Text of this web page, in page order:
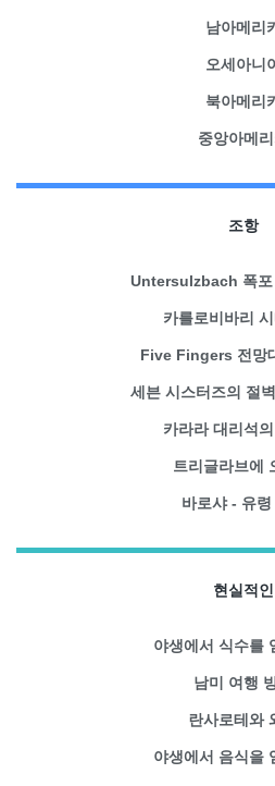
남아메리
오세아니
북아메리
중앙아메
조항
Untersulzbach 폭포
카를로비바리
Five Fingers 전망
세븐 시스터즈의 절
카라라 대리석
트리글라브에
바로샤 - 유령
현실적인
야생에서 식수를
남미 여행
란사로테와
야생에서 음식을